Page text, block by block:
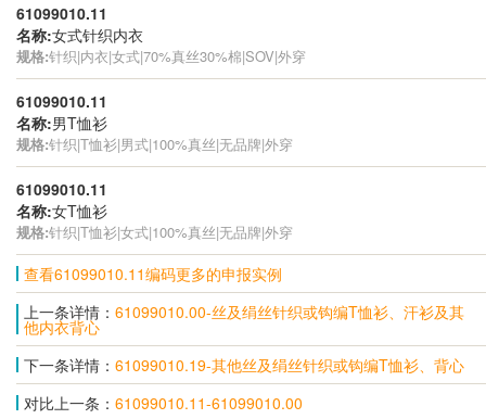
61099010.11
名称:女式针织内衣
规格:针织|内衣|女式|70%真丝30%棉|SOV|外穿
61099010.11
名称:男T恤衫
规格:针织|T恤衫|男式|100%真丝|无品牌|外穿
61099010.11
名称:女T恤衫
规格:针织|T恤衫|女式|100%真丝|无品牌|外穿
查看61099010.11编码更多的申报实例
上一条详情： 61099010.00-丝及绢丝针织或钩编T恤衫、汗衫及其
他内衣背心
下一条详情： 61099010.19-其他丝及绢丝针织或钩编T恤衫、背心
对比上一条： 61099010.11-61099010.00